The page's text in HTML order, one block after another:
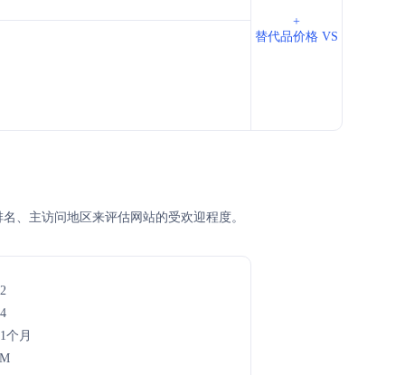
+
替代品价格 VS
、主访问地区来评估网站的受欢迎程度。
2
个月